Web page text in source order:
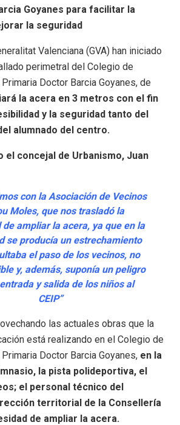
Goyanes para facilitar la
la seguridad
Valenciana (GVA) han iniciado
perimetral del Colegio de
Doctor Barcia Goyanes, de
la acera en 3 metros con el fin
y la seguridad tanto del
alumnado del centro.
el concejal de Urbanismo, Juan
con la Asociación de Vecinos
Moles, que nos trasladó la
de ampliar la acera, ya que en la
se producía un estrechamiento
el paso de los vecinos, no
y, además, suponía un peligro
y salida de los niños al
CEIP”
las actuales obras que la
está realizando en el Colegio de
Doctor Barcia Goyanes, en la
la pista polideportiva, el
el personal técnico del
territorial de la Consellería
de ampliar la acera.